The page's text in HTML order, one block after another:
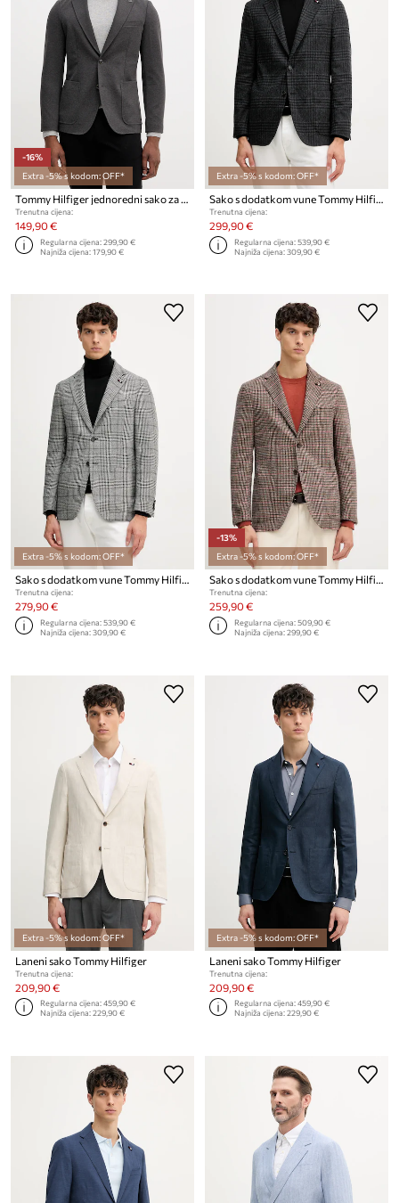
-16%
Extra -5% s kodom: OFF*
Tommy Hilfiger jednoredni sako za muškarce s viskozom
Trenutna cijena:
149,90 €
Regularna cijena:299,90 €
Najniža cijena:179,90 €
Extra -5% s kodom: OFF*
Sako s dodatkom vune Tommy Hilfiger
Trenutna cijena:
299,90 €
Regularna cijena:539,90 €
Najniža cijena:309,90 €
Extra -5% s kodom: OFF*
Sako s dodatkom vune Tommy Hilfiger
Trenutna cijena:
279,90 €
Regularna cijena:539,90 €
Najniža cijena:309,90 €
-13%
Extra -5% s kodom: OFF*
Sako s dodatkom vune Tommy Hilfiger
Trenutna cijena:
259,90 €
Regularna cijena:509,90 €
Najniža cijena:299,90 €
Extra -5% s kodom: OFF*
Laneni sako Tommy Hilfiger
Trenutna cijena:
209,90 €
Regularna cijena:459,90 €
Najniža cijena:229,90 €
Extra -5% s kodom: OFF*
Laneni sako Tommy Hilfiger
Trenutna cijena:
209,90 €
Regularna cijena:459,90 €
Najniža cijena:229,90 €